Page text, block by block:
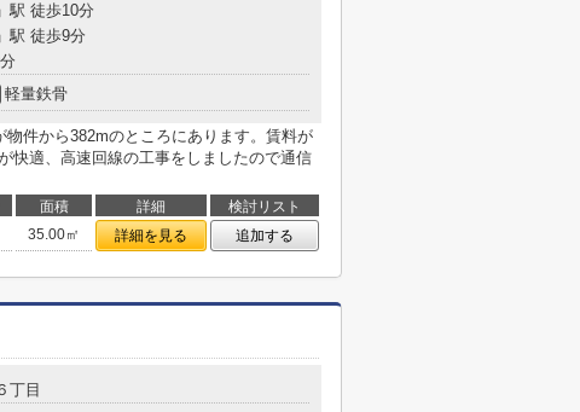
」駅 徒歩10分
」駅 徒歩9分
軽量鉄骨
件から382mのところにあります。賃料が
快適、高速回線の工事をしましたので通信
面積 詳細
検討リスト
35.00㎡ 詳細を見る 追加する
丁目